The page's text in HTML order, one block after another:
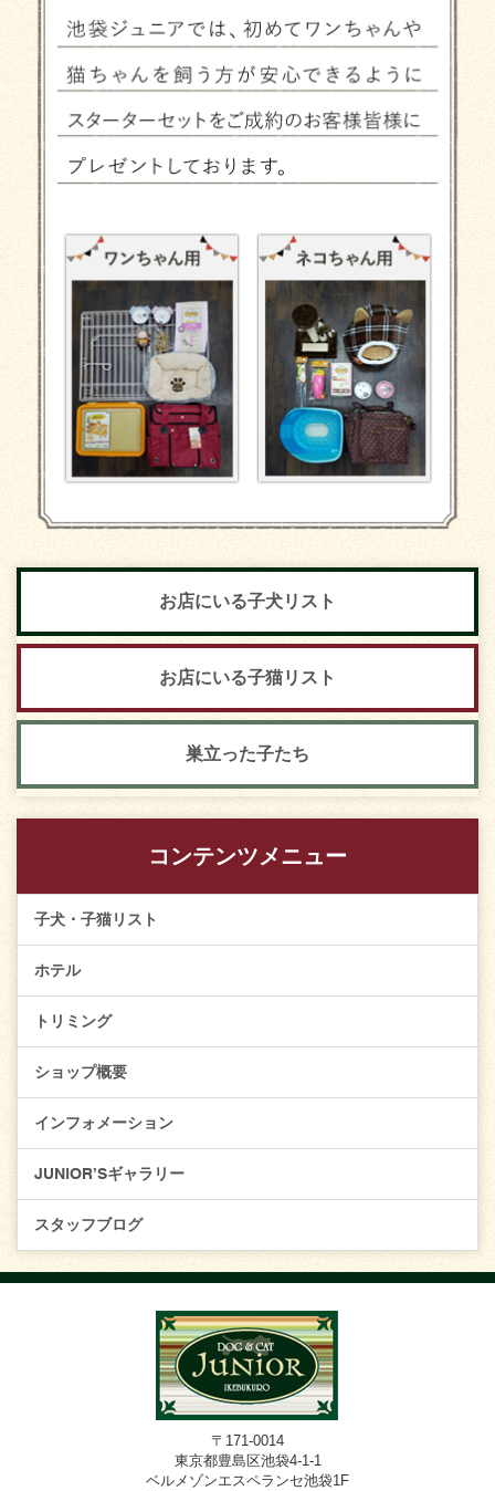
お店にいる子犬リスト
お店にいる子猫リスト
巣立った子たち
コンテンツメニュー
子犬・子猫リスト
ホテル
トリミング
ショップ概要
インフォメーション
JUNIOR’Sギャラリー
スタッフブログ
〒171-0014
東京都豊島区池袋4-1-1
ベルメゾンエスペランセ池袋1F